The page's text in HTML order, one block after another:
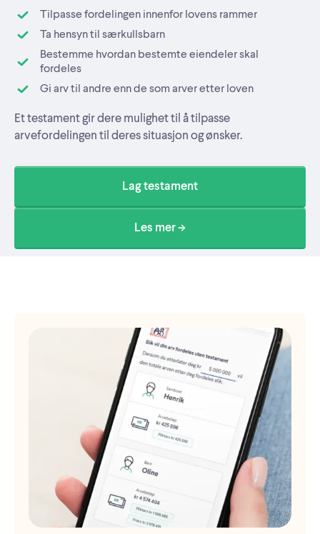
Tilpasse fordelingen innenfor lovens rammer
Ta hensyn til særkullsbarn
Bestemme hvordan bestemte eiendeler skal
fordeles
Gi arv til andre enn de som arver etter loven
Et testament gir dere mulighet til å tilpasse
arvefordelingen til deres situasjon og ønsker.
Lag testament
Les mer ->